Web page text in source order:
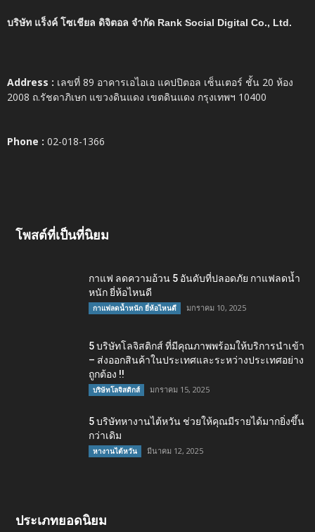
บริษัท แร็งค์ โซเชียล ดิจิตอล จำกัด Rank Social Digital Co., Ltd.
Address : เลขที่ 89 อาคารเอไอเอ แคปปิตอล เซ็นเตอร์ ชั้น 20 ห้อง
2008 ถ.รัชดาภิเษก แขวงดินแดง เขตดินแดง กรุงเทพฯ 10400
Phone : 02-018-1366
โพสต์ที่เป็นที่นิยม
กาแฟ ลดความอ้วน 5 อันดับที่ปลอดภัย กาแฟลดน้ำ
หนัก ยี่ห้อไหนดี
กาแฟลดน้ำหนัก ยี่ห้อไหนดี มกราคม 10, 2025
5 บริษัทโลจิสติกส์ ที่มีคุณภาพพร้อมให้บริการนำเข้า
– ส่งออกสินค้าในประเทศและระหว่างประเทศอย่าง
ถูกต้อง !!
บริษัทโลจิสติกส์ มกราคม 15, 2025
5 บริษัทหางานไต้หวัน ช่วยให้คุณมีรายได้มากยิ่งขึ้น
กว่าเดิม
หางานไต้หวัน มีนาคม 12, 2025
ประเภทยอดนิยม